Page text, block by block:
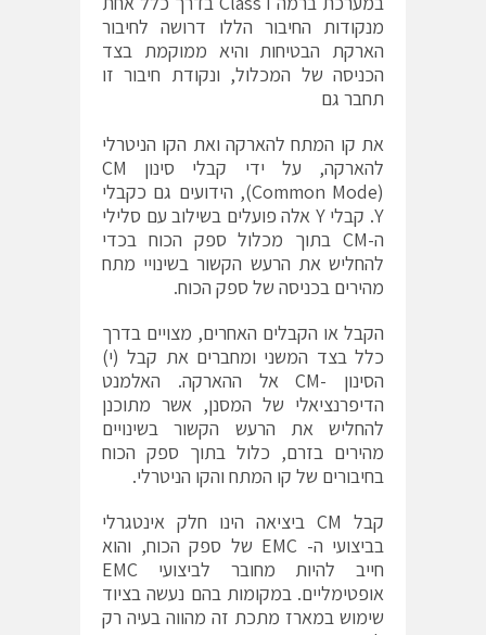
מנקודות החיבור הללו דרושה לחיבור
הארקת הבטיחות והיא ממוקמת בצד
הכניסה של המכלול, ונקודת חיבור זו
תחבר גם
את קו המתח להארקה ואת הקו הניטרלי
להארקה, על ידי קבלי סינון CM
(Common Mode), הידועים גם כקבלי
Y. קבלי Y אלה פועלים בשילוב עם סלילי
ה-CM בתוך מכלול ספק הכוח בכדי
להחליש את הרעש הקשור בשינויי מתח
מהירים בכניסה של ספק הכוח.
הקבל או הקבלים האחרים, מצויים בדרך
כלל בצד המשני ומחברים את קבל (י)
הסינון -CM אל ההארקה. האלמנט
הדיפרנציאלי של המסנן, אשר מתוכנן
להחליש את הרעש הקשור בשינויים
מהירים בזרם, כלול בתוך ספק הכוח
בחיבורים של קו המתח והקו הניטרלי.
קבל CM ביציאה הינו חלק אינטגרלי
בביצועי ה- EMC של ספק הכוח, והוא
חייב להיות מחובר לביצועי EMC
אופטימליים. במקומות בהם נעשה בציוד
שימוש במארז מתכת זה מהווה בעיה רק